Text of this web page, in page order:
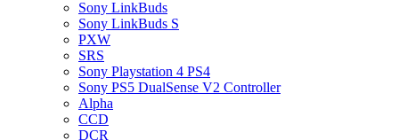
Sony LinkBuds
Sony LinkBuds S
PXW
SRS
Sony Playstation 4 PS4
Sony PS5 DualSense V2 Controller
Alpha
CCD
DCR